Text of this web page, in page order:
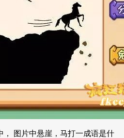
， 图片中悬崖，马打一成语是什